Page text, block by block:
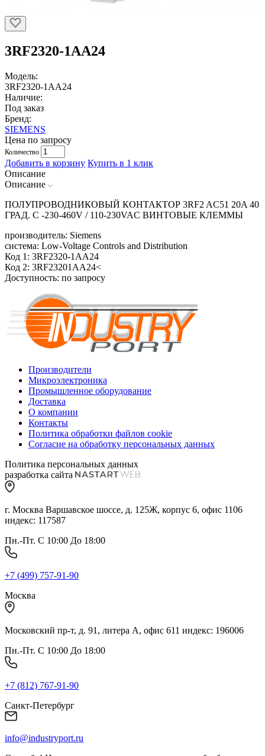
3RF2320-1AA24
Модель:
3RF2320-1AA24
Наличие:
Под заказ
Бренд:
SIEMENS
Цена по запросу
Количество
Добавить в корзину Купить в 1 клик
Описание
Описание
ПОЛУПРОВОДНИКОВЫЙ КОНТАКТОР 3RF2 AC51 20A 40
ГРАД. C -230-460V / 110-230VAC ВИНТОВЫЕ КЛЕММЫ
производитель: Siemens
система: Low-Voltage Controls and Distribution
Код 1: 3RF2320-1AA24
Код 2: 3RF23201AA24<
Доступность: по запросу
Производители
Микроэлектроника
Промышленное оборудование
Доставка
О компании
Контакты
Политика обработки файлов cookie
Согласие на обработку персональных данных
Политика персональных данных
разработка сайта
г. Москва Варшавское шоссе, д. 125Ж, корпус 6, офис 1106
индекс: 117587
Пн.-Пт. С 10:00 До 18:00
+7 (499) 757-91-90
Москва
Московский пр-т, д. 91, литера А, офис 611 индекс: 196006
Пн.-Пт. С 10:00 До 18:00
+7 (812) 767-91-90
Санкт-Петербург
info@industryport.ru